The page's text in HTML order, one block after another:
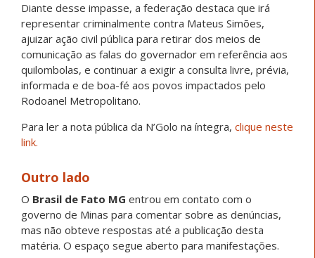
Diante desse impasse, a federação destaca que irá
representar criminalmente contra Mateus Simões,
ajuizar ação civil pública para retirar dos meios de
comunicação as falas do governador em referência aos
quilombolas, e continuar a exigir a consulta livre, prévia,
informada e de boa-fé aos povos impactados pelo
Rodoanel Metropolitano.
Para ler a nota pública da N’Golo na íntegra, clique neste
link.
Outro lado
O Brasil de Fato MG entrou em contato com o
governo de Minas para comentar sobre as denúncias,
mas não obteve respostas até a publicação desta
matéria. O espaço segue aberto para manifestações.